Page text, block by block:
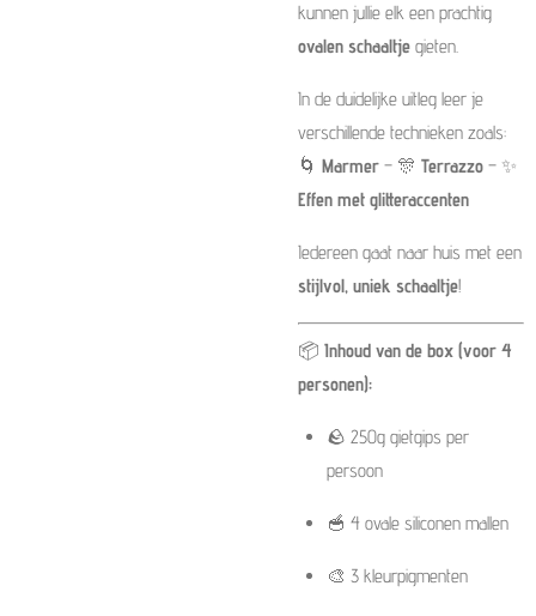
kunnen jullie elk een prachtig
ovalen schaaltje gieten.
In de duidelijke uitleg leer je
verschillende technieken zoals:
🌀 Marmer – 🎊 Terrazzo – ✨
Effen met glitteraccenten
Iedereen gaat naar huis met een
stijlvol, uniek schaaltje!
📦 Inhoud van de box (voor 4
personen):
🪨 250g gietgips per
persoon
🥣 4 ovale siliconen mallen
🎨 3 kleurpigmenten